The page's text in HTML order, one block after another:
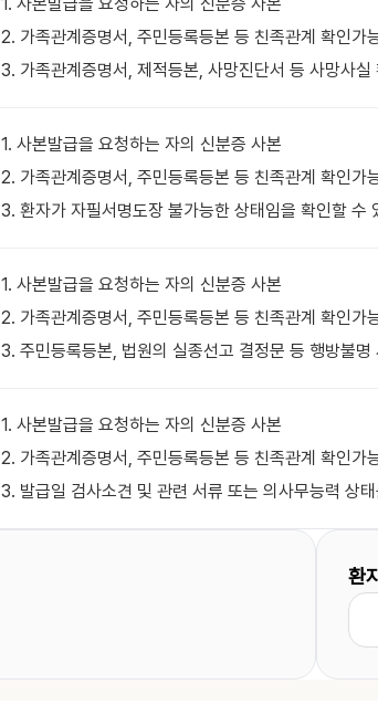
2. 가족관계증명서, 주민등록등본 등 친족관계 확인가
3. 가족관계증명서, 제적등본, 사망진단서 등 사망사실
1. 사본발급을 요청하는 자의 신분증 사본
2. 가족관계증명서, 주민등록등본 등 친족관계 확인가
3. 환자가 자필서명도장 불가능한 상태임을 확인할 수
1. 사본발급을 요청하는 자의 신분증 사본
2. 가족관계증명서, 주민등록등본 등 친족관계 확인가
3. 주민등록등본, 법원의 실종선고 결정문 등 행방불명
1. 사본발급을 요청하는 자의 신분증 사본
2. 가족관계증명서, 주민등록등본 등 친족관계 확인가
3. 발급일 검사소견 및 관련 서류 또는 의사무능력 상
환